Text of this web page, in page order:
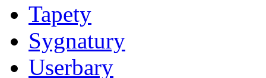
Tapety
Sygnatury
Userbary